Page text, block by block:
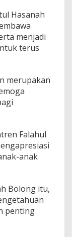
Hasanah
menjadi
terus
merupakan
Falahul
anak
Bolong itu,
penting